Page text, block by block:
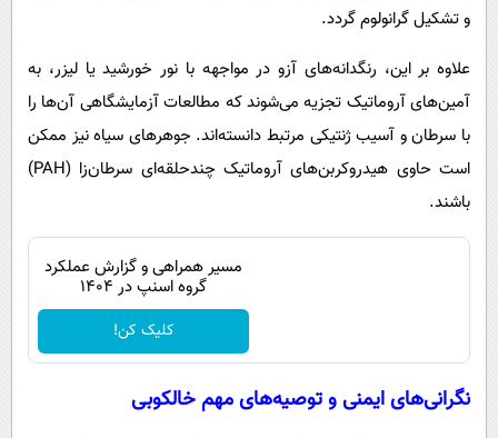
و تشکیل گرانولوم گردد.
علاوه بر این، رنگدانه‌های آزو در مواجهه با نور خورشید یا لیزر، به
آمین‌های آروماتیک تجزیه می‌شوند که مطالعات آزمایشگاهی آن‌ها را
با سرطان و آسیب ژنتیکی مرتبط دانسته‌اند. جوهرهای سیاه نیز ممکن
است حاوی هیدروکربن‌های آروماتیک چندحلقه‌ای سرطان‌زا (PAH)
باشند.
مسیر همراهی و گزارش عملکرد
گروه اسنپ در ۱۴۰۴
کلیک کن!
نگرانی‌های ایمنی و توصیه‌های مهم خالکوبی